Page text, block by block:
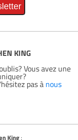
KING
Vous avez une
pas à nous
King: